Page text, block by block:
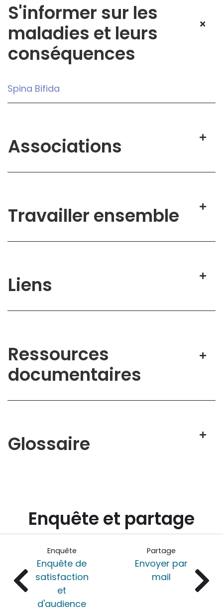
S'informer sur les
maladies et leurs
conséquences
Spina Bifida
Associations
Travailler ensemble
Liens
Ressources
documentaires
Glossaire
Enquête et partage
Enquête
Enquête de
satisfaction
et
d'audience
Partage
Envoyer par
mail